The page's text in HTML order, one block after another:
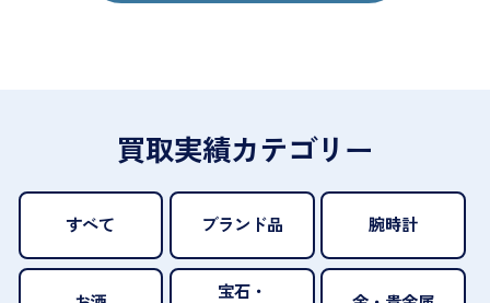
買取実績カテゴリー
すべて ブランド品 腕時計
宝石・